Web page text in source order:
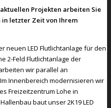
Projekten arbeiten Sie
letzter Zeit von Ihrem
neuen LED Flutlichtanlage für den
2-Feld Flutlichtanlage der
wir parallel an
Innenbereich modernisieren wir
Freizeitzentrum Lohe in
baut unser 2K19 LED